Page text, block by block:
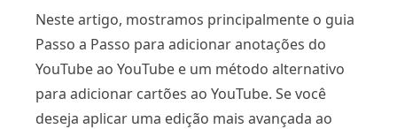
Neste artigo, mostramos principalmente o guia
Passo a Passo para adicionar anotações do
YouTube ao YouTube e um método alternativo
para adicionar cartões ao YouTube. Se você
deseja aplicar uma edição mais avançada ao